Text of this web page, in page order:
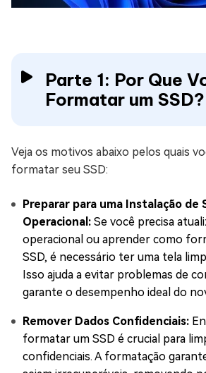
Parte 1: Por Que
Formatar um SSD?
Veja os motivos abaixo pelos quais
formatar seu SSD:
Preparar para uma Instalação de
Operacional: Se você precisa
operacional ou aprender como
SSD, é necessário ter uma tela
Isso ajuda a evitar problemas de
garante o desempenho ideal do
Remover Dados Confidenciais:
formatar um SSD é crucial para
confidenciais. A formatação